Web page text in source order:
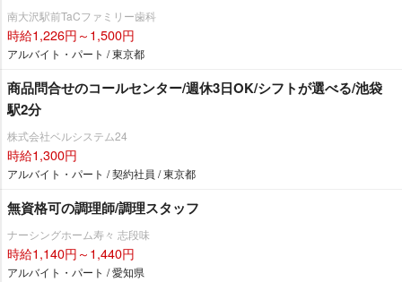
南大沢駅前TaCファミリー歯科
時給1,226円～1,500円
アルバイト・パート / 東京都
商品問合せのコールセンター/週休3日OK/シフトが選べる/池袋
駅2分
株式会社ベルシステム24
時給1,300円
アルバイト・パート / 契約社員 / 東京都
無資格可の調理師/調理スタッフ
ナーシングホーム寿々 志段味
時給1,140円～1,440円
アルバイト・パート / 愛知県